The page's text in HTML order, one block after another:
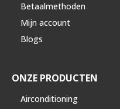
Betaalmethoden
Mijn account
Blogs
ONZE PRODUCTEN
Airconditioning